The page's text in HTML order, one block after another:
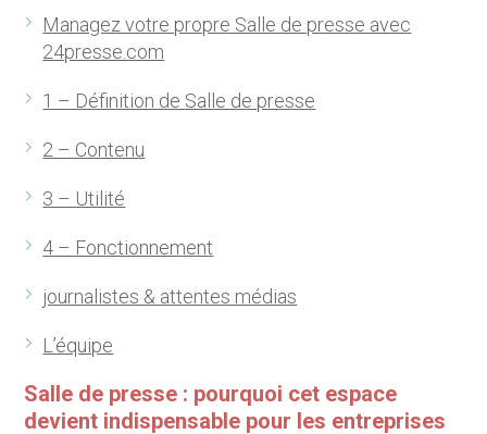
Managez votre propre Salle de presse avec
24presse.com
1 – Définition de Salle de presse
2 – Contenu
3 – Utilité
4 – Fonctionnement
journalistes & attentes médias
L’équipe
Salle de presse : pourquoi cet espace
devient indispensable pour les entreprises